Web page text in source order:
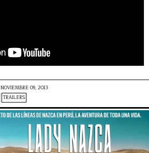
NOVIEMBRE 09, 2013
TRAILERS